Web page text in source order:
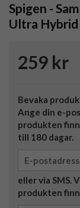
Spigen -
Ultra
259 kr
Bevaka
Ange din e-
produkten
till 180 dagar.
eller via SMS.
produkten